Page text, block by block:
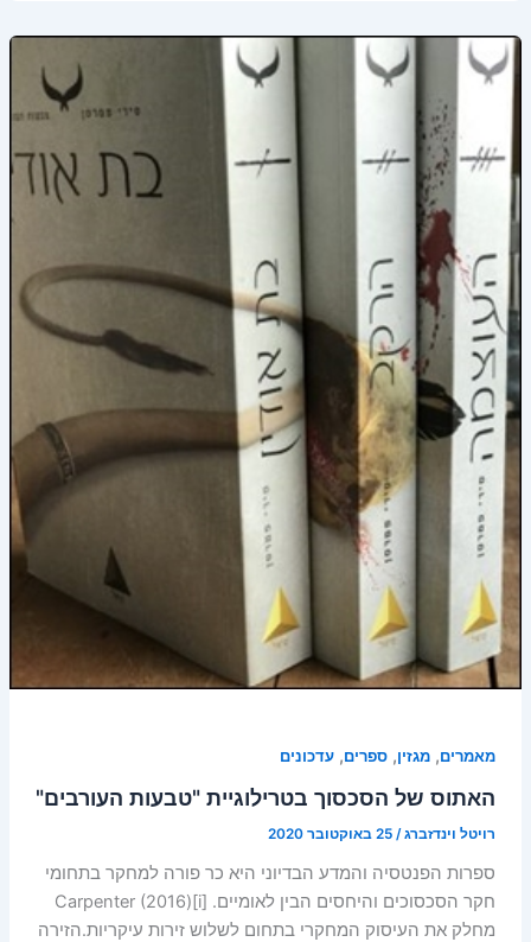
מאמרים, מגזין, ספרים, עדכונים
האתוס של הסכסוך בטרילוגיית "טבעות העורבים"
רויטל וינדזברג/ 25 באוקטובר 2020
ספרות הפנטסיה והמדע הבדיוני היא כר פורה למחקר בתחומי
חקר הסכסוכים והיחסים הבין לאומיים. Carpenter (2016)[i]
מחלק את העיסוק המחקרי בתחום לשלוש זירות עיקריות.הזירה